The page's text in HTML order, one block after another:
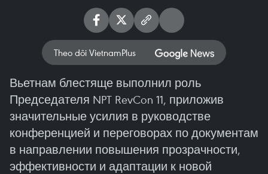
Theo dõi VietnamPlus
Вьетнам блестяще выполнил роль
Председателя NPT RevCon 11, приложив
значительные усилия в руководстве
конференцией и переговорах по документам
в направлении повышения прозрачности,
эффективности и адаптации к новой